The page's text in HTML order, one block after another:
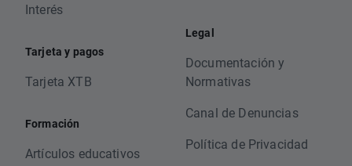
Interés
Tarjeta y pagos
Tarjeta XTB
Formación
Artículos educativos
Legal
Documentación y
Normativas
Canal de Denuncias
Política de Privacidad